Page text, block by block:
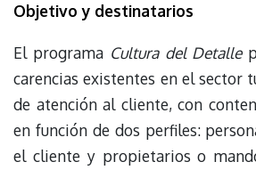
Objetivo y destinatarios
El programa Cultura del Detalle
carencias existentes en el sector
de atención al cliente, con
en función de dos perfiles:
el cliente y propietarios o